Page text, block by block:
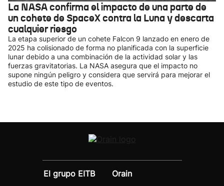
La NASA confirma el impacto de una parte de
un cohete de SpaceX contra la Luna y descarta
cualquier riesgo
La etapa superior de un cohete Falcon 9 lanzado en enero de
2025 ha colisionado de forma no planificada con la superficie
lunar debido a una combinación de la actividad solar y las
fuerzas gravitatorias. La NASA asegura que el impacto no
supone ningún peligro y considera que servirá para mejorar el
estudio de este tipo de eventos.
El grupo EITB
Orain